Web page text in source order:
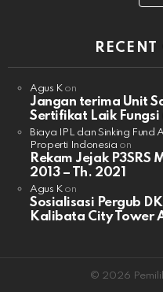
Agus Kon
Jangan terima Unit
Sertifikat Laik Fungsi
Biaya IPL dan Sinking Fund
Properti Indonesia on
Rekam Jejak P3SRS
2013 – Th. 2021
Agus Kon
Sosialisasi Pergub
Kalibata City Tower
© 2026